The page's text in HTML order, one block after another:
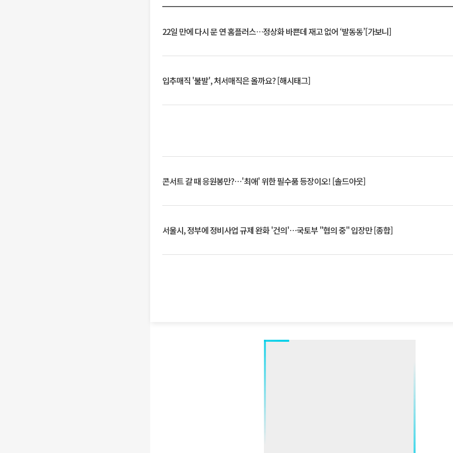
22일 만에 다시 문 연 홈플러스…정상화 바쁜데 재고 없어 ‘발동동’[가보니]
입추매직 '불발', 처서매직은 올까요? [해시태그]
콘서트 갈 때 응원봉만?⋯'최애' 위한 필수품 등장이오! [솔드아웃]
서울시, 정부에 정비사업 규제 완화 '건의'⋯국토부 "협의 중" 입장만 [종합]